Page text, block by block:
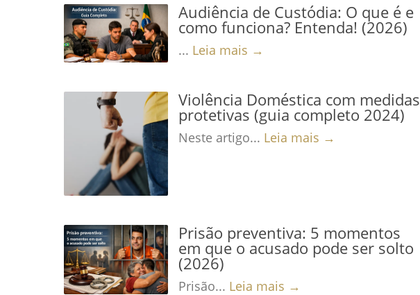
Audiência de Custódia: O que é e
como funciona? Entenda! (2026)
... Leia mais →
Violência Doméstica com medidas
protetivas (guia completo 2024)
Neste artigo... Leia mais →
Prisão preventiva: 5 momentos
em que o acusado pode ser solto
(2026)
Prisão... Leia mais →